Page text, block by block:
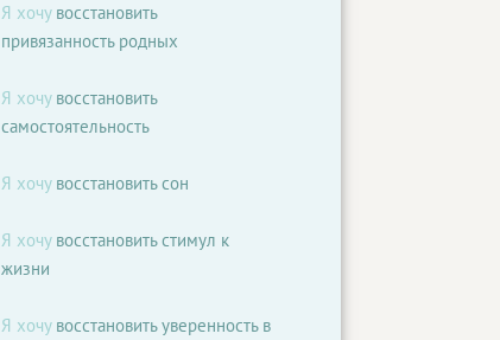
Я хочувосстановить
привязанность родных
Я хочувосстановить
самостоятельность
Я хочувосстановить сон
Я хочувосстановить стимул к
жизни
Я хочувосстановить уверенность в